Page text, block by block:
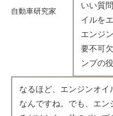
自動車研究家
いい質
イルを
エンジ
要不可
ンプの
なるほど、エンジンオイ
なんですね。でも、エン